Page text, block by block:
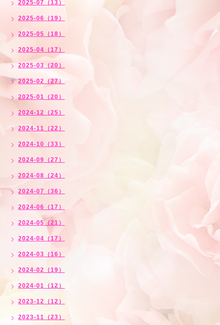
2025-07（13）
2025-06（19）
2025-05（18）
2025-04（17）
2025-03（20）
2025-02（27）
2025-01（20）
2024-12（25）
2024-11（22）
2024-10（33）
2024-09（27）
2024-08（24）
2024-07（36）
2024-06（17）
2024-05（21）
2024-04（17）
2024-03（16）
2024-02（19）
2024-01（12）
2023-12（12）
2023-11（23）